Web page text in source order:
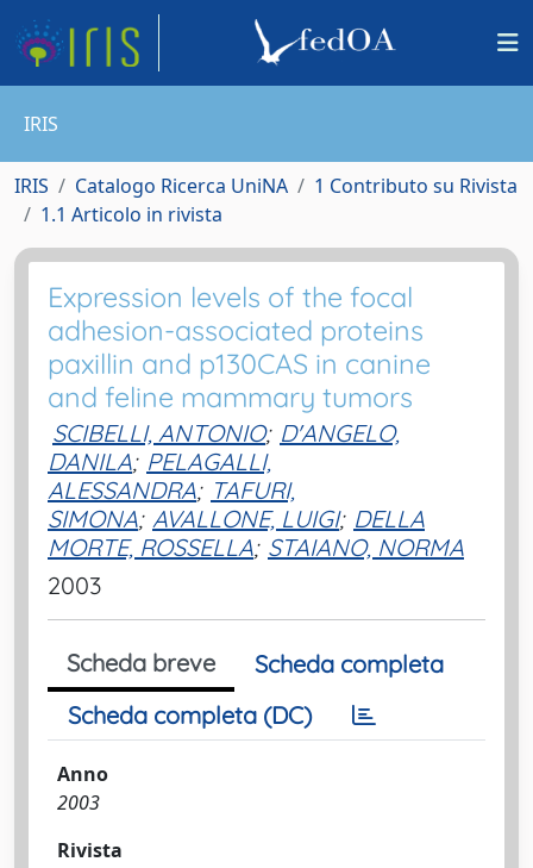
IRIS
IRIS Catalogo Ricerca UniNA
1 Contributo su Rivista
1.1 Articolo in rivista
Expression levels of the focal
adhesion-associated proteins
paxillin and p130CAS in canine
and feline mammary tumors
SCIBELLI, ANTONIO; D'ANGELO,
DANILA; PELAGALLI,
ALESSANDRA; TAFURI,
SIMONA; AVALLONE, LUIGI; DELLA
MORTE, ROSSELLA; STAIANO, NORMA
2003
Scheda breve
Scheda completa
Scheda completa (DC)
Anno
2003
Rivista